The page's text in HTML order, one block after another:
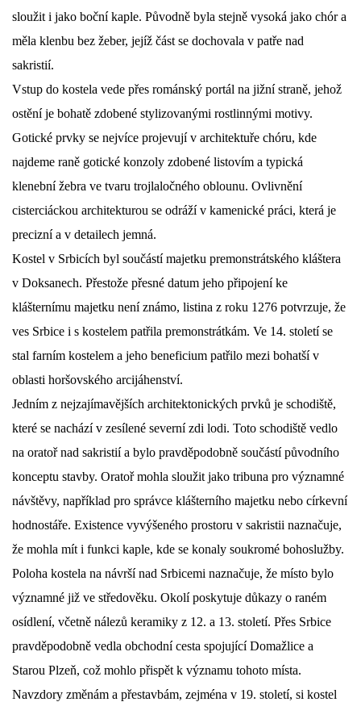
sloužit i jako boční kaple. Původně byla stejně vysoká jako chór a
měla klenbu bez žeber, jejíž část se dochovala v patře nad
sakristií.
Vstup do kostela vede přes románský portál na jižní straně, jehož
ostění je bohatě zdobené stylizovanými rostlinnými motivy.
Gotické prvky se nejvíce projevují v architektuře chóru, kde
najdeme raně gotické konzoly zdobené listovím a typická
klenební žebra ve tvaru trojlaločného oblounu. Ovlivnění
cisterciáckou architekturou se odráží v kamenické práci, která je
precizní a v detailech jemná.
Kostel v Srbicích byl součástí majetku premonstrátského kláštera
v Doksanech. Přestože přesné datum jeho připojení ke
klášternímu majetku není známo, listina z roku 1276 potvrzuje, že
ves Srbice i s kostelem patřila premonstrátkám. Ve 14. století se
stal farním kostelem a jeho beneficium patřilo mezi bohatší v
oblasti horšovského arcijáhenství.
Jedním z nejzajímavějších architektonických prvků je schodiště,
které se nachází v zesílené severní zdi lodi. Toto schodiště vedlo
na oratoř nad sakristií a bylo pravděpodobně součástí původního
konceptu stavby. Oratoř mohla sloužit jako tribuna pro významné
návštěvy, například pro správce klášterního majetku nebo církevní
hodnostáře. Existence vyvýšeného prostoru v sakristii naznačuje,
že mohla mít i funkci kaple, kde se konaly soukromé bohoslužby.
Poloha kostela na návrší nad Srbicemi naznačuje, že místo bylo
významné již ve středověku. Okolí poskytuje důkazy o raném
osídlení, včetně nálezů keramiky z 12. a 13. století. Přes Srbice
pravděpodobně vedla obchodní cesta spojující Domažlice a
Starou Plzeň, což mohlo přispět k významu tohoto místa.
Navzdory změnám a přestavbám, zejména v 19. století, si kostel